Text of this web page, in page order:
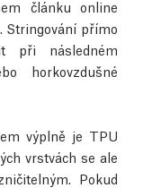
článku online
Stringování přímo
při následném
horkovzdušné
výplně je TPU
vrstvách se ale
Pokud